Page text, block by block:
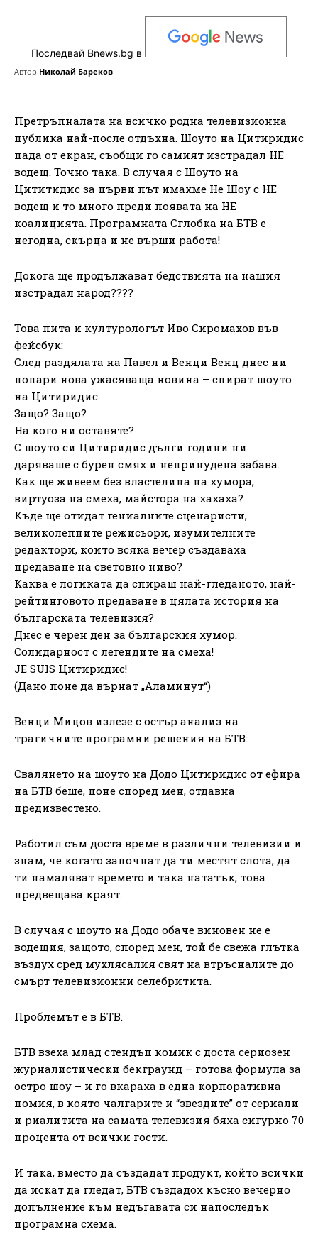
Последвай Bnews.bg в
Автор Николай Бареков
Претръпналата на всичко родна телевизионна
публика най-после отдъхна. Шоуто на Цитиридис
пада от екран, съобщи го самият изстрадал НЕ
водещ. Точно така. В случая с Шоуто на
Цититидис за първи път имахме Не Шоу с НЕ
водещ и то много преди появата на НЕ
коалицията. Програмната Сглобка на БТВ е
негодна, скърца и не върши работа!
Докога ще продължават бедствията на нашия
изстрадал народ????
Това пита и културологът Иво Сиромахов във
фейсбук:
След раздялата на Павел и Венци Венц днес ни
попари нова ужасяваща новина – спират шоуто
на Цитиридис.
Защо? Защо?
На кого ни оставяте?
С шоуто си Цитиридис дълги години ни
даряваше с бурен смях и непринудена забава.
Как ще живеем без властелина на хумора,
виртуоза на смеха, майстора на хахаха?
Къде ще отидат гениалните сценаристи,
великолепните режисьори, изумителните
редактори, които всяка вечер създаваха
предаване на световно ниво?
Каква е логиката да спираш най-гледаното, най-
рейтинговото предаване в цялата история на
българската телевизия?
Днес е черен ден за българския хумор.
Солидарност с легендите на смеха!
JE SUIS Цитиридис!
(Дано поне да върнат „Аламинут“)
Венци Мицов излезе с остър анализ на
трагичните програмни решения на БТВ:
Свалянето на шоуто на Додо Цитиридис от ефира
на БТВ беше, поне според мен, отдавна
предизвестено.
Работил съм доста време в различни телевизии и
знам, че когато започнат да ти местят слота, да
ти намаляват времето и така нататък, това
предвещава краят.
В случая с шоуто на Додо обаче виновен не е
водещия, защото, според мен, той бе свежа глътка
въздух сред мухлясалия свят на втръсналите до
смърт телевизионни селебритита.
Проблемът е в БТВ.
БТВ взеха млад стендъп комик с доста сериозен
журналистически бекграунд – готова формула за
остро шоу – и го вкараха в една корпоративна
помия, в която чалгарите и “звездите” от сериали
и риалитита на самата телевизия бяха сигурно 70
процента от всички гости.
И така, вместо да създадат продукт, който всички
да искат да гледат, БТВ създадох късно вечерно
допълнение към недъгавата си напоследък
програмна схема.